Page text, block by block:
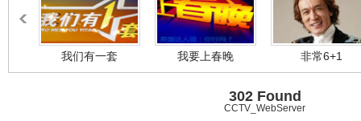
我们有一套 我要上春晚 非常6+1
302 Found
CCTV_WebServer